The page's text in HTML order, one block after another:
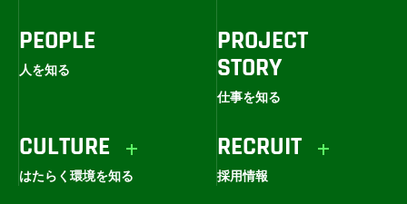
PEOPLE
人を知る
PROJECT
STORY
仕事を知る
CULTURE
はたらく環境を知る
RECRUIT
採用情報